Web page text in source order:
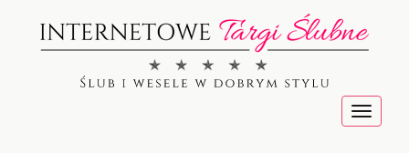
Menu